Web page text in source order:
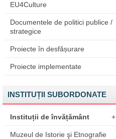
EU4Culture
Documentele de politici publice /
strategice
Proiecte în desfășurare
Proiecte implementate
INSTITUȚII SUBORDONATE
Instituții de învățământ +
Muzeul de Istorie şi Etnografie